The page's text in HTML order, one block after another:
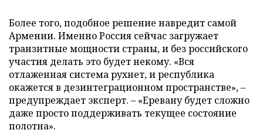
Более того, подобное решение навредит самой
Армении. Именно Россия сейчас загружает
транзитные мощности страны, и без российского
участия делать это будет некому. «Вся
отлаженная система рухнет, и республика
окажется в дезинтеграционном пространстве», –
предупреждает эксперт. – «Еревану будет сложно
даже просто поддерживать текущее состояние
полотна».